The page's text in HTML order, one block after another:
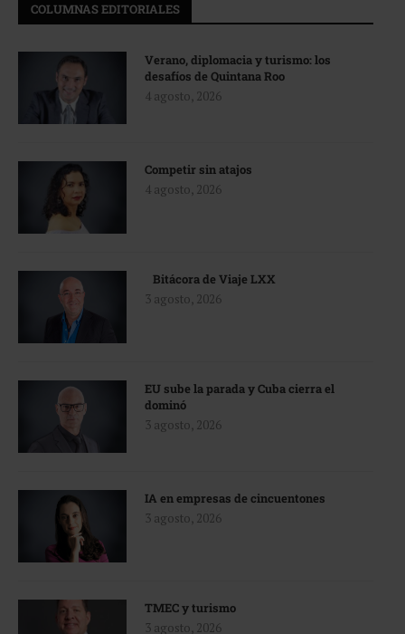
COLUMNAS EDITORIALES
Verano, diplomacia y turismo: los
desafíos de Quintana Roo
4 agosto, 2026
Competir sin atajos
4 agosto, 2026
Bitácora de Viaje LXX
3 agosto, 2026
EU sube la parada y Cuba cierra el
dominó
3 agosto, 2026
IA en empresas de cincuentones
3 agosto, 2026
TMEC y turismo
3 agosto, 2026